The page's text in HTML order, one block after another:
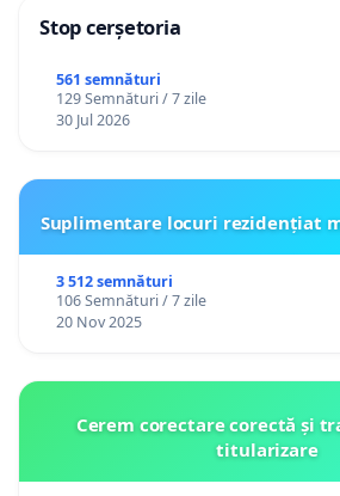
Stop cerșetoria
561 semnături
129 Semnături / 7 zile
30 Jul 2026
Suplimentare locuri rezidențiat
3 512 semnături
106 Semnături / 7 zile
20 Nov 2025
Cerem corectare corectă și
titularizare